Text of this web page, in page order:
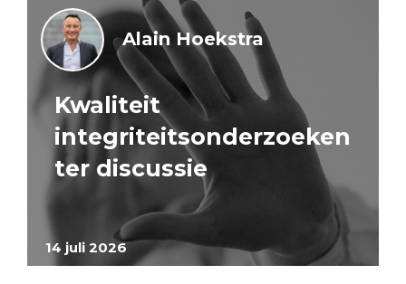
14 juli 2026
Alain Hoekstra
Kwaliteit
integriteitsonderzoeken
ter discussie